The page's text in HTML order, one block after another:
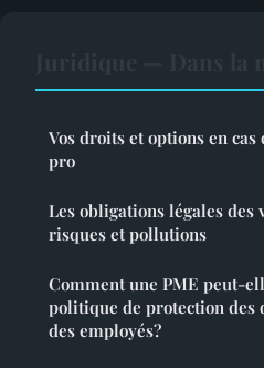
Vos droits et options en
pro
Les obligations légales des
risques et pollutions
Comment une PME peut-
politique de protection des
des employés?